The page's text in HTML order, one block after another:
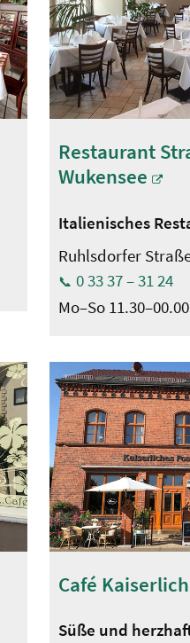
Restaurant
Wukensee
Italienisches
Ruhlsdorfer
0 33 37 – 31 24
Mo–So
Café
Süße und